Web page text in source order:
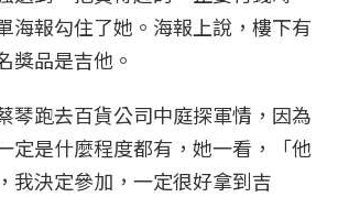
海報勾住了她。海報上說，樓下有
獎品是吉他。
琴跑去百貨公司中庭探軍情，因為
定是什麼程度都有，她一看，「他
我決定參加，一定很好拿到吉